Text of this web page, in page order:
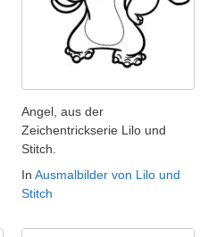
Angel, aus der
Zeichentrickserie Lilo und
Stitch.
In Ausmalbilder von Lilo und
Stitch